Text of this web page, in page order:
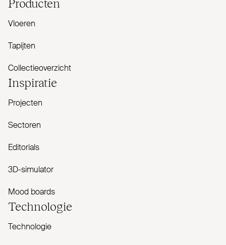
Vloeren
Tapijten
Collectieoverzicht
Inspiratie
Projecten
Sectoren
Editorials
3D-simulator
Mood boards
Tech­nologie
Technologie